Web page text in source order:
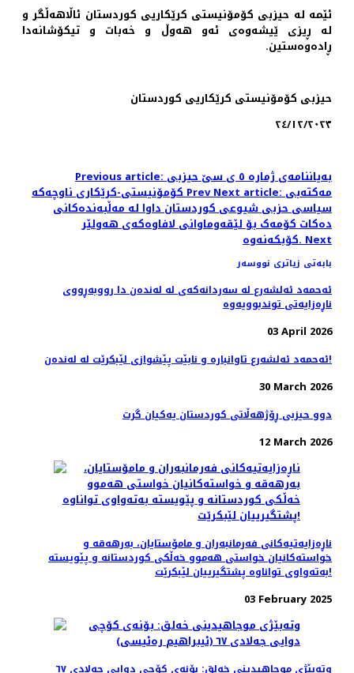
ئێمە لە حیزبی کۆمۆنیستی کرێکاریی کوردستان ئاڵاهەڵگر و
لە ڕیزی ێیشەوەی ئەو هەوڵ و خەبات و تیکۆشانەدا
ڕادەوەستین.
حیزبی کۆمۆنیستی کرێکاریی کوردستان
٢٤/١٢/٢٠٢٣
Previous article: بەیاننامەی ژمارە ٥ ی سێ حیزبی
کۆمۆنیستی-کرێکاری ناوچەکەPrevNext article: مەکتەبی
سیاسی حزبی شیوعی کوردستان داوا لە مەڵبەندەکانی
دەکات کۆمەک بۆ لێقەوماوانی لافاوەکەی هەولێر
کۆبکەنەوە.Next
بابەتی زیاتری نووسەر
ئەحمەد ئەلشەرع لە سەردانەکەی لە لەندەن دا رووبەڕووی
ناڕەزایەتی توندبوویەوە
03 April 2026
ئەحمەد ئەلشەرع تاوانبارە و نابێت پێشوازی لێبکرێت لە لەندەن!
30 March 2026
دوو حیزبی ڕۆژهەڵاتی کوردستان یەکیان گرت
12 March 2026
ناڕەزایەتیەکانی فەرمانبەران و مامۆستایان، بەرهەقە و
خواستەکانیان خواستی هەموو خەڵکی کوردستانە و پێویستە
بەتەواوی تواناوە پشتگیرییان لێبکرێت!
03 February 2025
وتەبێژی موجاهیدینی خەلق: بۆنەی کۆچی دوایی جەلادی ٦٧